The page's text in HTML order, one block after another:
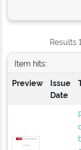
Results
Item hits:
Preview
Issue
Date